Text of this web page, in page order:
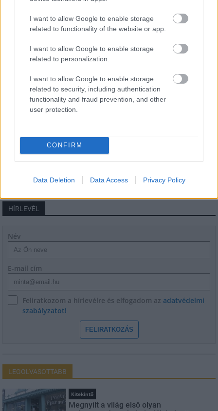
I want to allow Google to enable storage
related to functionality of the website or app.
I want to allow Google to enable storage
related to personalization.
I want to allow Google to enable storage
related to security, including authentication
functionality and fraud prevention, and other
user protection.
CONFIRM
Data Deletion Data Access Privacy Policy
Új gyalogosátkelők és jelzőlámpás
csomópont épül Angyalföldön
Másfélszeresére bővítik
Hódmezővásárhely jó hírű református
iskoláját
Flórián téri felüljárón
HÍRLEVÉL
Név
E-mail cím
Feliratkozom a hírlevélre és elfogadom az adatvédelmi
szabályzatot!
FELIRATKOZÁS
LEGOLVASOTTABB
Kitekintő
Megnyílt a világ első olyan